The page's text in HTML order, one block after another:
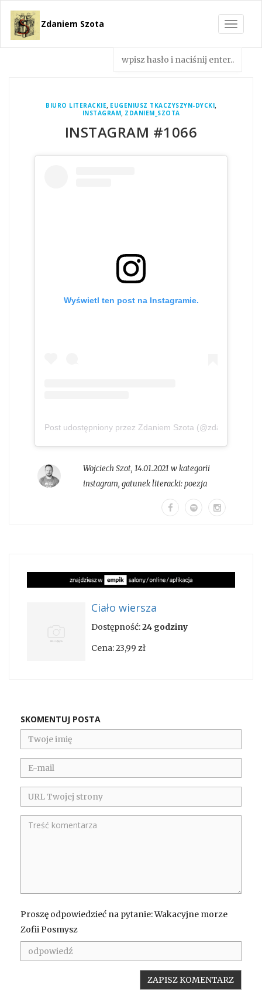
Toggle
Zdaniem Szota
BIURO LITERACKIE, EUGENIUSZ TKACZYSZYN-DYCKI,
INSTAGRAM, ZDANIEM_SZOTA
INSTAGRAM #1066
Wyświetl ten post na Instagramie.
Post udostępniony przez Zdaniem Szota
Wojciech Szot, 14.01.2021 w kategorii
instagram, gatunek literacki:poezja
Ciało wiersza
Dostępność:24 godziny
Cena:23,99 zł
SKOMENTUJ POSTA
Proszę odpowiedzieć na pytanie: Wakacyjne morze
Zofii Posmysz